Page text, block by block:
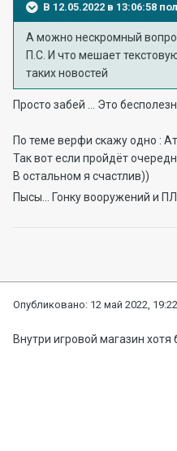
В 12.05.2022 в 13:06:58
А можно нескромный
П.С. И что мешает
таких новостей
Просто забей ... Это
По теме верфи скажу одно :
Так вот если пройдёт
В остальном я счастлив))
Пысы... Гонку вооружений и
Опубликовано: 12 май 2022,
Внутри игровой магазин